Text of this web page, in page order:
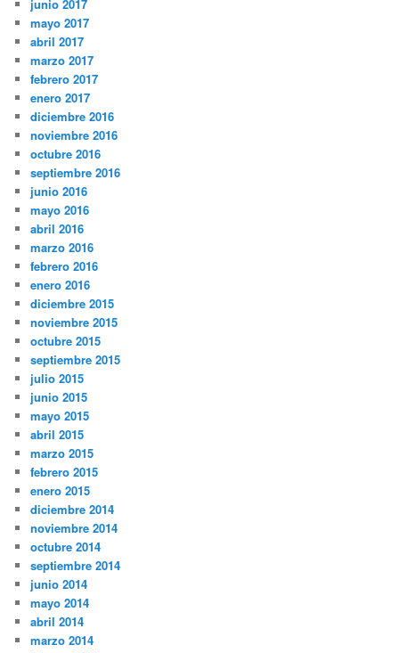
junio 2017
mayo 2017
abril 2017
marzo 2017
febrero 2017
enero 2017
diciembre 2016
noviembre 2016
octubre 2016
septiembre 2016
junio 2016
mayo 2016
abril 2016
marzo 2016
febrero 2016
enero 2016
diciembre 2015
noviembre 2015
octubre 2015
septiembre 2015
julio 2015
junio 2015
mayo 2015
abril 2015
marzo 2015
febrero 2015
enero 2015
diciembre 2014
noviembre 2014
octubre 2014
septiembre 2014
junio 2014
mayo 2014
abril 2014
marzo 2014